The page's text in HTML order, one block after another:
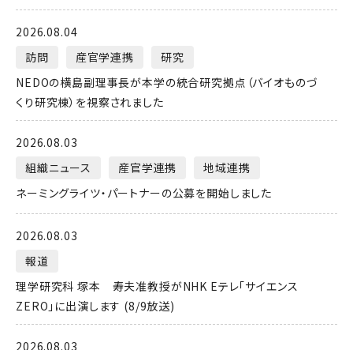
2026.08.04
訪問
産官学連携
研究
NEDOの横島副理事長が本学の統合研究拠点（バイオものづ
くり研究棟）を視察されました
2026.08.03
組織ニュース
産官学連携
地域連携
ネーミングライツ・パートナーの公募を開始しました
2026.08.03
報道
理学研究科 塚本 寿夫准教授がNHK Eテレ「サイエンス
ZERO」に出演します (8/9放送)
2026.08.03